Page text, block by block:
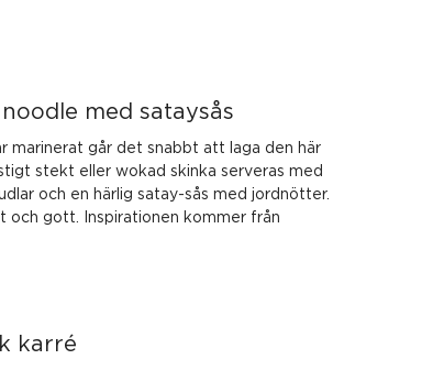
med sataysås
marinerat går det snabbt att laga den här
stekt eller wokad skinka serveras med
och en härlig satay-sås med jordnötter.
och gott. Inspirationen kommer från
karré